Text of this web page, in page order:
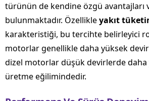
türünün de kendine özgü avantajları
bulunmaktadır. Özellikleyakıt
karakteristiği, bu tercihte belirleyici
motorlar genellikle daha yüksek
dizel motorlar düşük devirlerde
üretme eğilimindedir.